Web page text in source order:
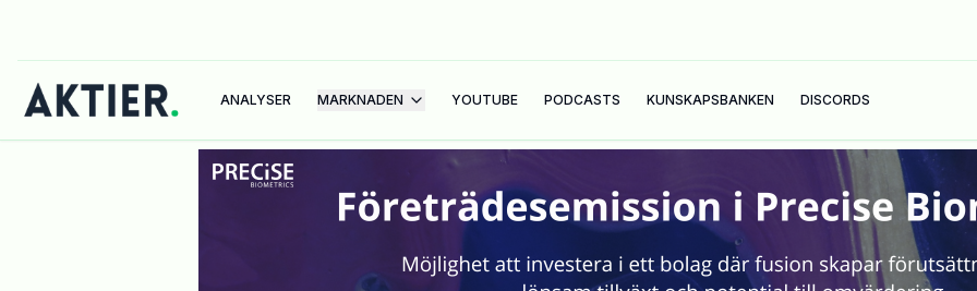
ANALYSER MARKNADEN YOUTUBE PODCASTS KUNSKAPSBANKEN DISCORDS